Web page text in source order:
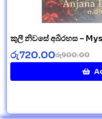
කුලී නිවසේ අබිරහස –
රු900.00
රු720.00